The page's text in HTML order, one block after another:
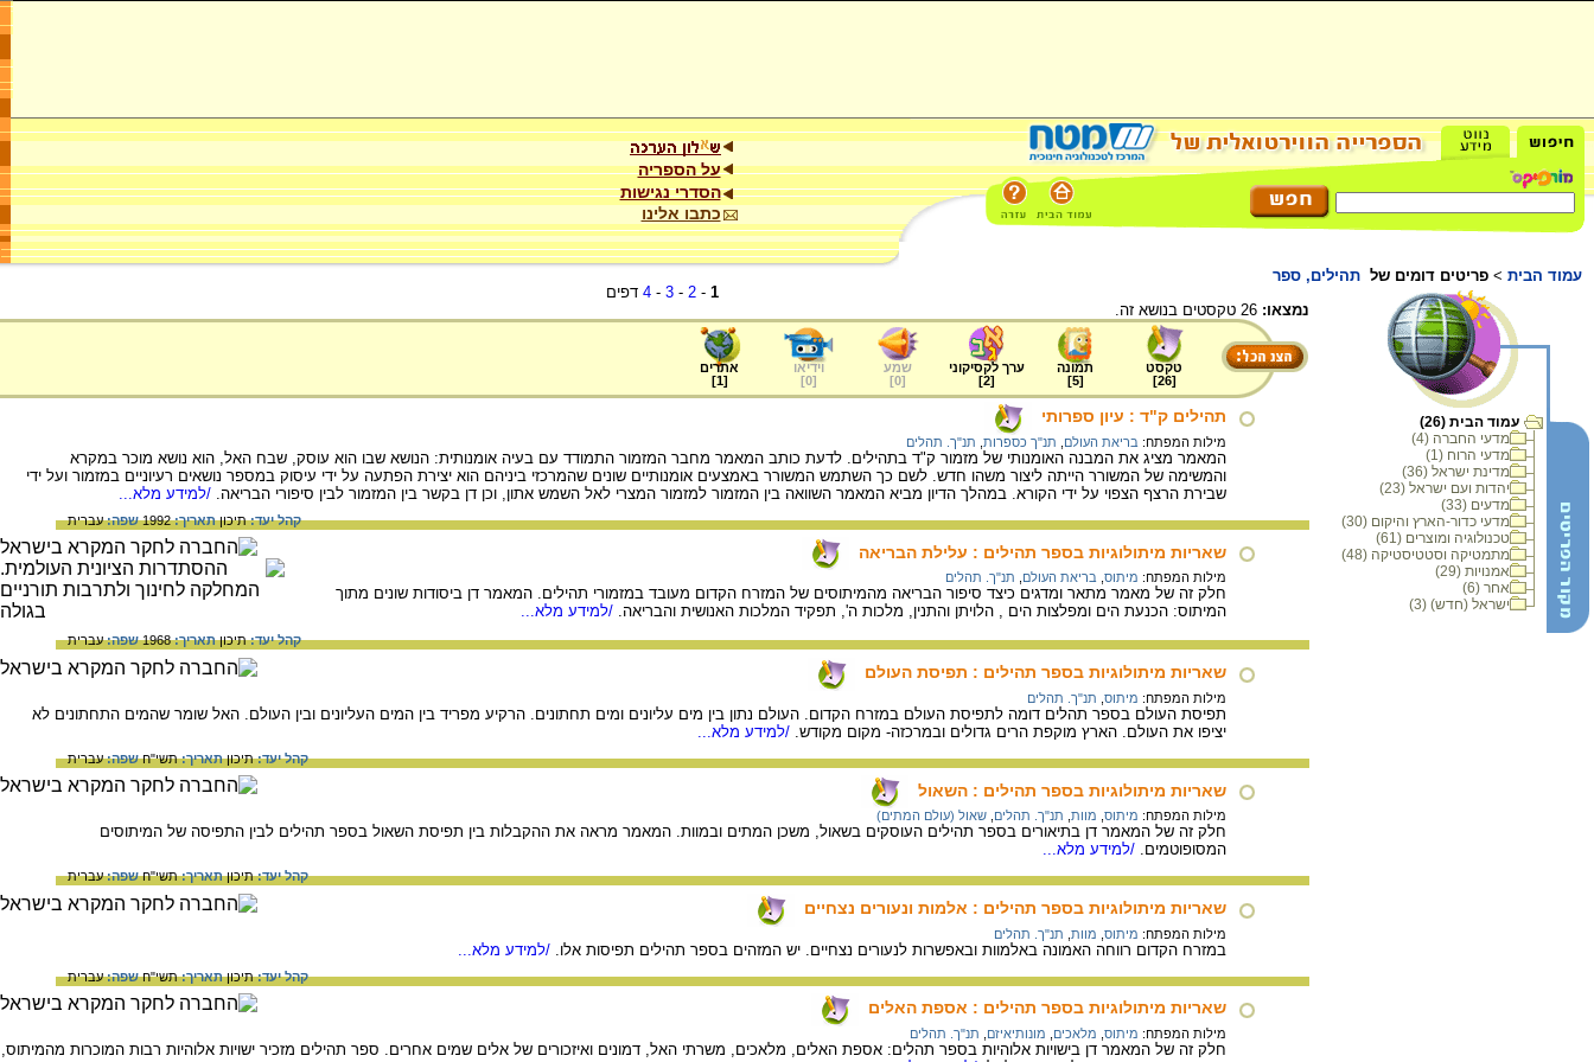
על הספריה
הסדרי נגישות
כתבו אלינו
עמוד הבית > פריטים דומים של תהילים, ספר
עמוד הבית (26)
מדעי החברה (4)
מדעי הרוח (1)
מדינת ישראל (36)
יהדות ועם ישראל (23)
מדעים (33)
מדעי כדור-הארץ והיקום (30)
טכנולוגיה ומוצרים (61)
מתמטיקה וסטטיסטיקה (48)
אמנויות (29)
אחר (6)
ישראל (חדש) (3)
1
-
2
-
3
-
4 דפים
נמצאו:
טקסט
[
26
]
תמונה
[
5
]
ערך לקסיקוני
[
2
]
שמע
[
0
]
וידיאו
[
0
]
אתרים
[
1
]
תהילים ק"ד : עיון ספרותי
מילות המפתח: בריאת העולם תנ"ך כספרות תנ"ך. תהלים
המאמר מציג את המבנה האומנותי של מזמור ק"ד בתהילים. לדעת כותב המאמר מחבר המזמור התמודד עם בעיה אומנותית: הנושא שבו הוא עוסק, שבח האל, הוא נושא מוכר במקרא
והמשימה של המשורר הייתה ליצור משהו חדש. לשם כך השתמש המשורר באמצעים אומנותיים שונים שהמרכזי ביניהם הוא יצירת הפתעה על ידי עיסוק במספר נושאים רעיוניים במזמור ועל ידי
שבירת הרצף הצפוי על ידי הקורא. במהלך הדיון מביא המאמר השוואה בין המזמור למזמור המצרי לאל השמש אתון, וכן דן בקשר בין המזמור לבין סיפורי הבריאה. /למידע מלא...
קהל יעד:תיכוןתאריך:1992 שפה:עברית
שאריות מיתולוגיות בספר תהילים : עלילת הבריאה
מילות המפתח: מיתוס בריאת העולם תנ"ך. תהלים
חלק זה של מאמר מתאר ומדגים כיצד סיפור הבריאה מהמיתוסים של המזרח הקדום מעובד במזמורי תהילים. המאמר דן ביסודות שונים מתוך
המיתוס: הכנעת הים ומפלצות הים , הלויתן והתנין, מלכות ה', תפקיד המלכות האנושית והבריאה. /למידע מלא...
קהל יעד:תיכוןתאריך:1968 שפה:עברית
שאריות מיתולוגיות בספר תהילים : תפיסת העולם
מילות המפתח: מיתוס תנ"ך. תהלים
תפיסת העולם בספר תהלים דומה לתפיסת העולם במזרח הקדום. העולם נתון בין מים עליונים ומים תחתונים. הרקיע מפריד בין המים העליונים ובין העולם. האל שומר שהמים התחתונים לא
יציפו את העולם. הארץ מוקפת הרים גדולים ובמרכזה- מקום מקודש. /למידע מלא...
קהל יעד:תיכוןתאריך:תשי"חשפה:עברית
שאריות מיתולוגיות בספר תהילים : השאול
מילות המפתח: מיתוס מוות תנ"ך. תהלים שאול (עולם המתים)
חלק זה של המאמר דן בתיאורים בספר תהילים העוסקים בשאול, משכן המתים ובמוות. המאמר מראה את ההקבלות בין תפיסת השאול בספר תהילים לבין התפיסה של המיתוסים
המסופוטמים. /למידע מלא...
קהל יעד:תיכוןתאריך:תשי"חשפה:עברית
שאריות מיתולוגיות בספר תהילים : אלמות ונעורים נצחיים
מילות המפתח: מיתוס מוות תנ"ך. תהלים
במזרח הקדום רווחה האמונה באלמוות ובאפשרות לנעורים נצחיים. יש המזהים בספר תהילים תפיסות אלו. /למידע מלא...
קהל יעד:תיכוןתאריך:תשי"חשפה:עברית
שאריות מיתולוגיות בספר תהילים : אספת האלים
מילות המפתח: מיתוס מלאכים מונותיאיזם תנ"ך. תהלים
חלק זה של המאמר דן בישויות אלוהיות בספר תהלים: אספת האלים, מלאכים, משרתי האל, דמונים ואיזכורים של אלים שמים אחרים. ספר תהילים מזכיר ישויות אלוהיות רבות המוכרות מהמיתוס,